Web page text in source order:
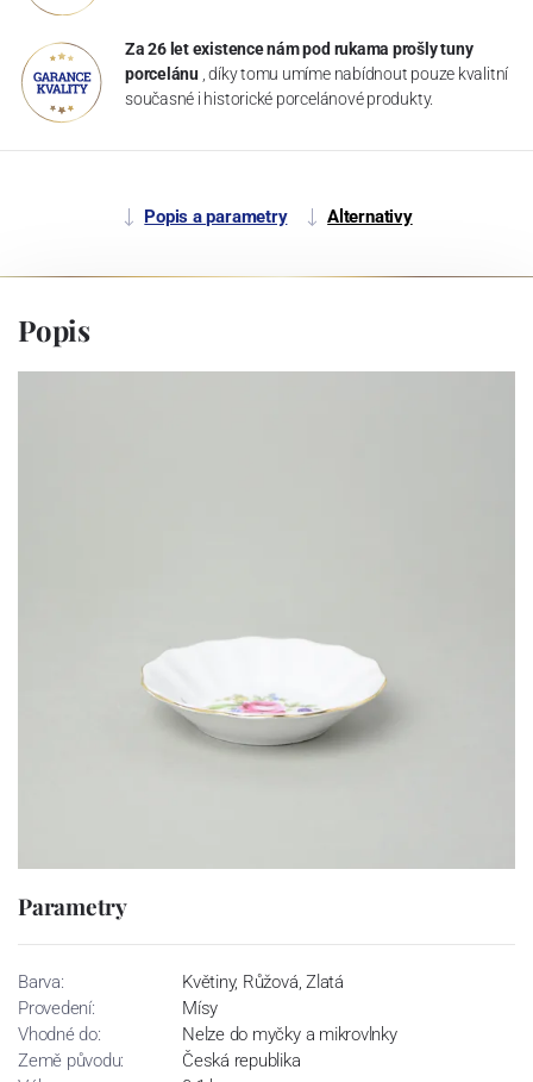
Za 26 let existence nám pod rukama prošly tuny
porcelánu , díky tomu umíme nabídnout pouze kvalitní
současné i historické porcelánové produkty.
Popis a parametry Alternativy
Popis
Parametry
Barva:
Květiny, Růžová, Zlatá
Provedení:
Mísy
Vhodné do:
Nelze do myčky a mikrovlnky
Země původu:
Česká republika